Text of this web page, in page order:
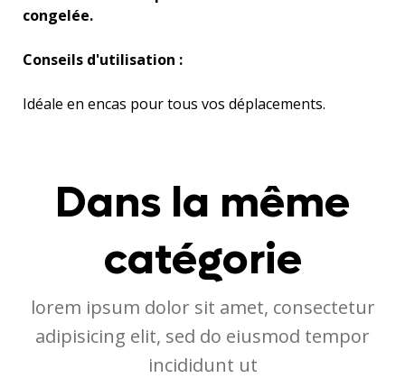
congelée.
Conseils d'utilisation :
Idéale en encas pour tous vos déplacements.
Dans la même
catégorie
lorem ipsum dolor sit amet, consectetur
adipisicing elit, sed do eiusmod tempor
incididunt ut